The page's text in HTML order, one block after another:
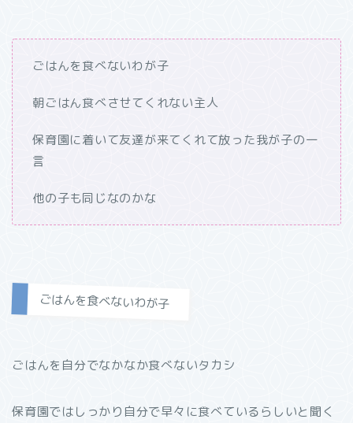
ごはんを食べないわが子
朝ごはん食べさせてくれない主人
保育園に着いて友達が来てくれて放った我が子の一
言
他の子も同じなのかな
ごはんを食べないわが子
ごはんを自分でなかなか食べないタカシ
保育園ではしっかり自分で早々に食べているらしいと聞く